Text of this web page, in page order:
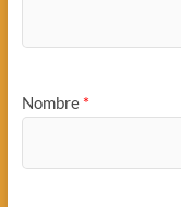
Nombre *